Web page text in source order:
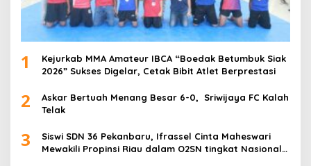
1
Kejurkab MMA Amateur IBCA “Boedak Betumbuk Siak
2026” Sukses Digelar, Cetak Bibit Atlet Berprestasi
2
Askar Bertuah Menang Besar 6-0, Sriwijaya FC Kalah
Telak
3
Siswi SDN 36 Pekanbaru, Ifrassel Cinta Maheswari
Mewakili Propinsi Riau dalam O2SN tingkat Nasional